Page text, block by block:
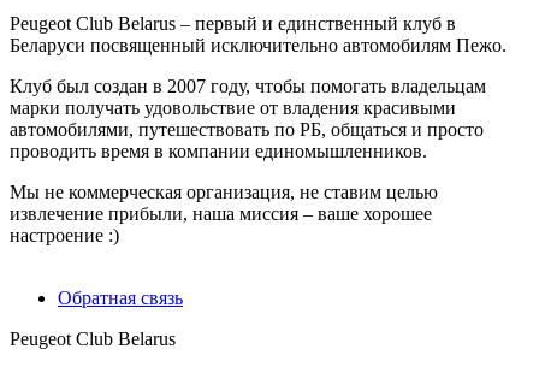
Peugeot Club Belarus – первый и единственный клуб в
Беларуси посвященный исключительно автомобилям Пежо.
Клуб был создан в 2007 году, чтобы помогать владельцам
марки получать удовольствие от владения красивыми
автомобилями, путешествовать по РБ, общаться и просто
проводить время в компании единомышленников.
Мы не коммерческая организация, не ставим целью
извлечение прибыли, наша миссия – ваше хорошее
настроение :)
Обратная связь
Peugeot Club Belarus